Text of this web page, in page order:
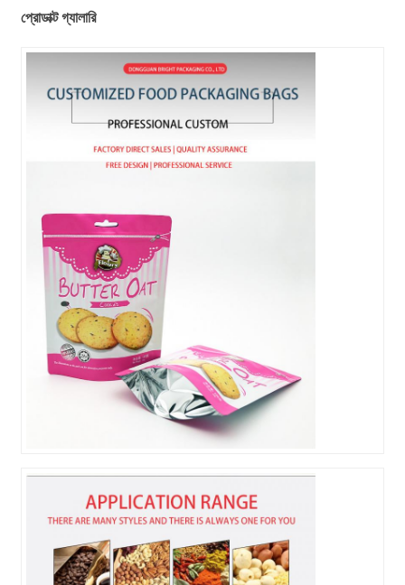
প্রোডাক্ট গ্যালারি